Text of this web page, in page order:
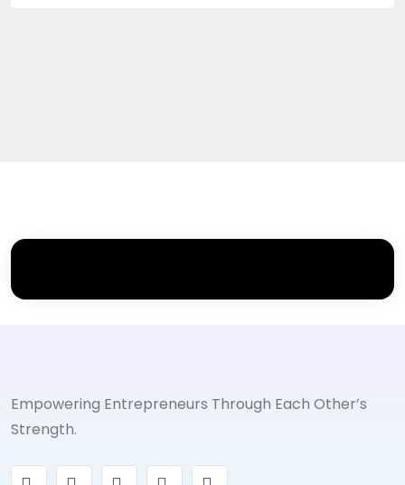
Empowering Entrepreneurs Through Each Other’s
Strength.